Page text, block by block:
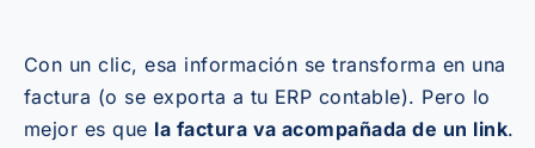
Con un clic, esa información se transforma en una
factura (o se exporta a tu ERP contable). Pero lo
mejor es que la factura va acompañada de un link.